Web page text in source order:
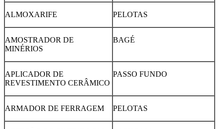
ALMOXARIFE PELOTAS
AMOSTRADOR DE
MINÉRIOS
BAGÉ
APLICADOR DE
REVESTIMENTO CERÂMICO
PASSO FUNDO
ARMADOR DE FERRAGEM PELOTAS